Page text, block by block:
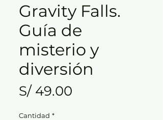
Gravity Falls.
Guía de
misterio y
diversión
S/ 49.00
Cantidad *